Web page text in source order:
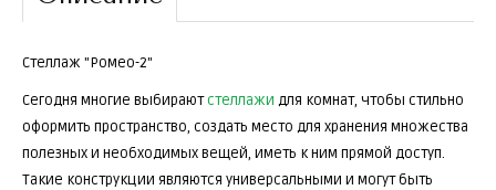
Стеллаж "Ромео-2"
Сегодня многие выбираютстеллажи для комнат, чтобы стильно
оформить пространство, создать место для хранения множества
полезных и необходимых вещей, иметь к ним прямой доступ.
Такие конструкции являются универсальными и могут быть